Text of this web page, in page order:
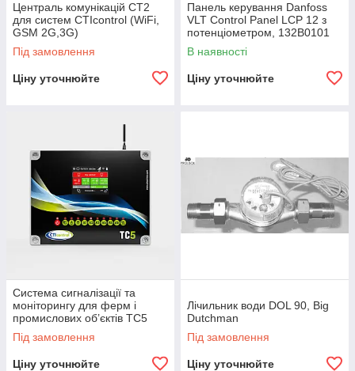
Централь комунікацій CT2
для систем CTIcontrol (WiFi,
GSM 2G,3G)
Під замовлення
Ціну уточнюйте
Панель керування Danfoss
VLT Control Panel LCP 12 з
потенціометром, 132B0101
В наявності
Ціну уточнюйте
Система сигналізації та
моніторингу для ферм і
промислових об’єктів TC5
Advanced Alarm
Під замовлення
Ціну уточнюйте
Лічильник води DOL 90, Big
Dutchman
Під замовлення
Ціну уточнюйте